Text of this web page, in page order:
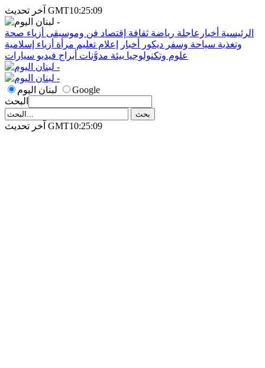
آخر تحديث GMT10:25:09
الرئيسية أخبارعاجلة رياضة ثقافة إقتصاد فن وموسيقى أزياء صحة
وتغذية سياحة وسفر ديكور أخبار إعلام تعليم مرأة أزياء إسلامية
علوم وتكنولوجيا بيئة مدوَّنات أبراج فيديو سيارات
لبنان اليوم
Google
البحث
آخر تحديث GMT10:25:09